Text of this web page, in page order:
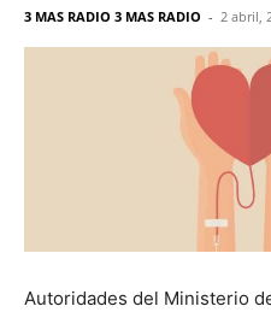
3 MAS RADIO 3 MAS RADIO - 2 abril,
Autoridades del Ministerio